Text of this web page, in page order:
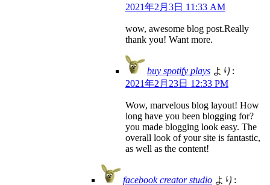
2021年2月3日 11:33 AM
wow, awesome blog post.Really
thank you! Want more.
buy spotify plays より:
2021年2月23日 12:33 PM
Wow, marvelous blog layout! How
long have you been blogging for?
you made blogging look easy. The
overall look of your site is fantastic,
as well as the content!
facebook creator studio より: